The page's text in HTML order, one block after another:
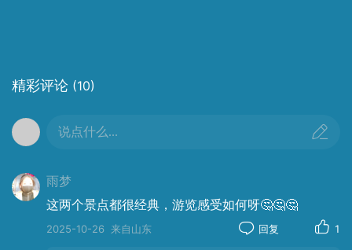
🎨 小丘广场：艺术的旧梦与新生
19世纪末至20世纪初，蒙马特吸引了无数艺术家在此
居住与创作，包括毕加索、梵高、雷诺阿、莫奈、达
利等。广场至今仍保留着街头画家的传统，游客可以
在此定制肖像画，感受艺术的温度。
精彩评论 (10)
说点什么...
雨梦
这两个景点都很经典，游览感受如何呀🤔🤔🤔
2025-10-26 来自山东 回复 1